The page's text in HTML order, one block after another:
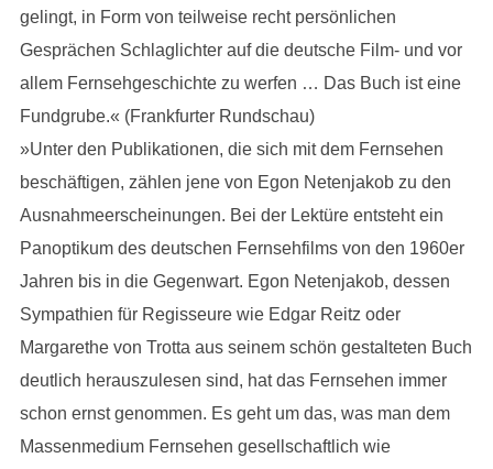
gelingt, in Form von teilweise recht persönlichen
Gesprächen Schlaglichter auf die deutsche Film- und vor
allem Fernsehgeschichte zu werfen … Das Buch ist eine
Fundgrube.« (Frankfurter Rundschau)
»Unter den Publikationen, die sich mit dem Fernsehen
beschäftigen, zählen jene von Egon Netenjakob zu den
Ausnahmeerscheinungen. Bei der Lektüre entsteht ein
Panoptikum des deutschen Fernsehfilms von den 1960er
Jahren bis in die Gegenwart. Egon Netenjakob, dessen
Sympathien für Regisseure wie Edgar Reitz oder
Margarethe von Trotta aus seinem schön gestalteten Buch
deutlich herauszulesen sind, hat das Fernsehen immer
schon ernst genommen. Es geht um das, was man dem
Massenmedium Fernsehen gesellschaftlich wie